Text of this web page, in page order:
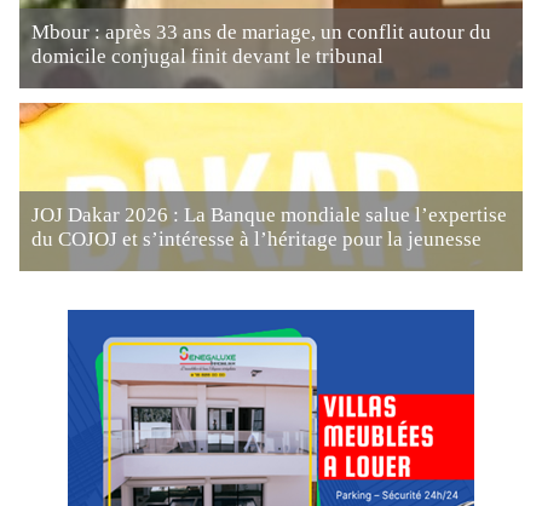
Mbour : après 33 ans de mariage, un conflit autour du
domicile conjugal finit devant le tribunal
JOJ Dakar 2026 : La Banque mondiale salue l’expertise
du COJOJ et s’intéresse à l’héritage pour la jeunesse